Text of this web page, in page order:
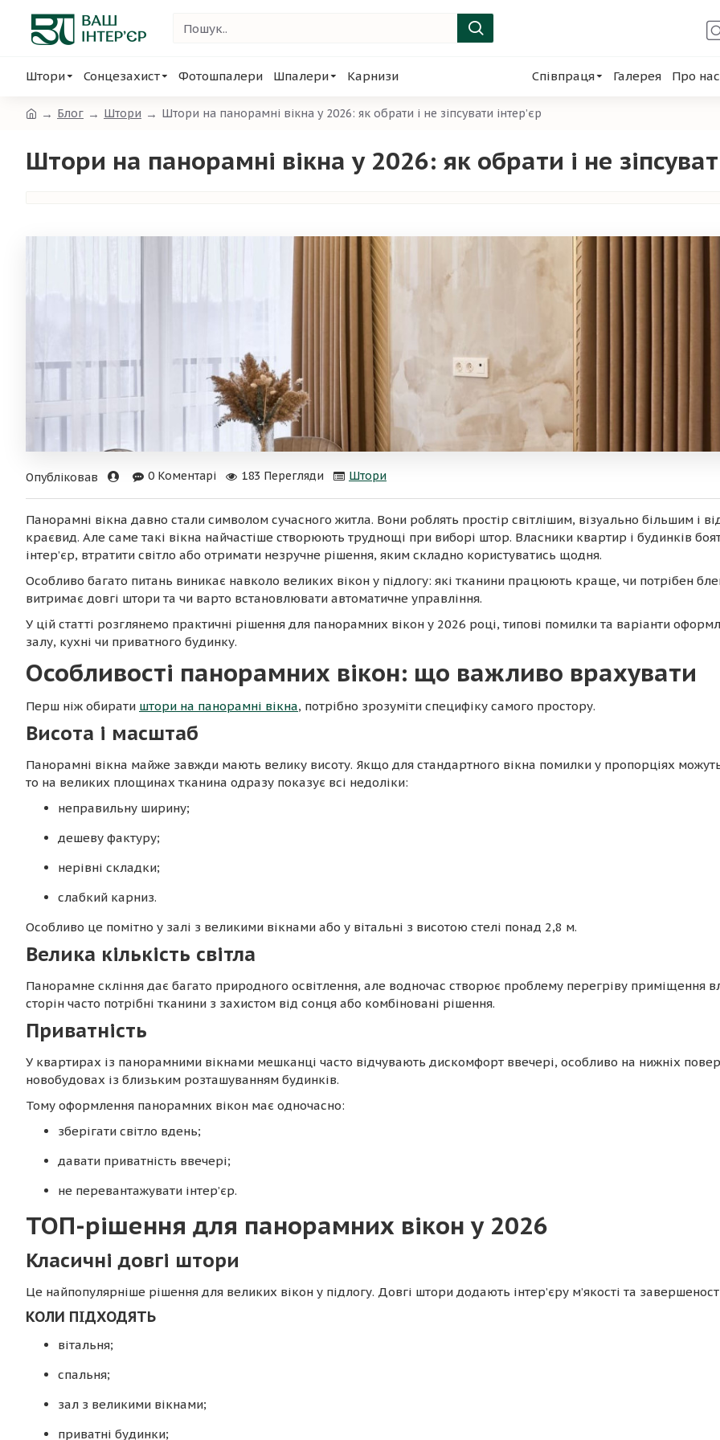
Штори Сонцезахист Фотошпалери Шпалери Карнизи Співпраця Галерея Про нас
Блог Штори Штори на панорамні вікна у 2026: як обрати і не зіпсувати інтер’єр
Штори на панорамні вікна у 2026: як обрати і не
Опубліковав 0 Коментарі 183 Перегляди Штори
Панорамні вікна давно стали символом сучасного житла. Вони роблять простір світлішим, візуально більшим і
краєвид. Але саме такі вікна найчастіше створюють труднощі при виборі штор. Власники квартир і будинків
інтер’єр, втратити світло або отримати незручне рішення, яким складно користуватись щодня.
Особливо багато питань виникає навколо великих вікон у підлогу: які тканини працюють краще, чи потрібен
витримає довгі штори та чи варто встановлювати автоматичне управління.
У цій статті розглянемо практичні рішення для панорамних вікон у 2026 році, типові помилки та варіанти
залу, кухні чи приватного будинку.
Особливості панорамних вікон: що важливо врахувати
Перш ніж обирати штори на панорамні вікна, потрібно зрозуміти специфіку самого простору.
Висота і масштаб
Панорамні вікна майже завжди мають велику висоту. Якщо для стандартного вікна помилки у пропорціях
то на великих площинах тканина одразу показує всі недоліки:
неправильну ширину;
дешеву фактуру;
нерівні складки;
слабкий карниз.
Особливо це помітно у залі з великими вікнами або у вітальні з висотою стелі понад 2,8 м.
Велика кількість світла
Панорамне скління дає багато природного освітлення, але водночас створює проблему перегріву приміщення
сторін часто потрібні тканини з захистом від сонця або комбіновані рішення.
Приватність
У квартирах із панорамними вікнами мешканці часто відчувають дискомфорт ввечері, особливо на нижніх
новобудовах із близьким розташуванням будинків.
Тому оформлення панорамних вікон має одночасно:
зберігати світло вдень;
давати приватність ввечері;
не перевантажувати інтер’єр.
ТОП-рішення для панорамних вікон у 2026
Класичні довгі штори
Це найпопулярніше рішення для великих вікон у підлогу. Довгі штори додають інтер’єру м’якості та
КОЛИ ПІДХОДЯТЬ
вітальня;
спальня;
зал з великими вікнами;
приватні будинки;